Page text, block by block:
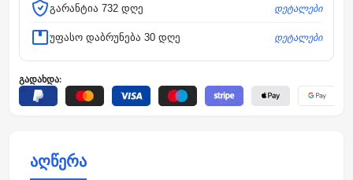
გარანტია 732 დღე დეტალები
უფასო დაბრუნება 30 დღე დეტალები
გადახდა:
აღწერა